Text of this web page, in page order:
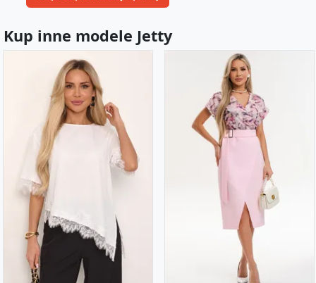
Kup inne modele Jetty